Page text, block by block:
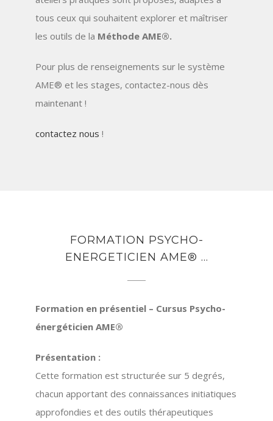
tous ceux qui souhaitent explorer et maîtriser
les outils de la Méthode AME®.
Pour plus de renseignements sur le système
AME® et les stages, contactez-nous dès
maintenant !
contactez nous !
FORMATION PSYCHO-
ENERGETICIEN AME® …
Formation en présentiel – Cursus Psycho-
énergéticien AME®
Présentation :
Cette formation est structurée sur 5 degrés,
chacun apportant des connaissances initiatiques
approfondies et des outils thérapeutiques